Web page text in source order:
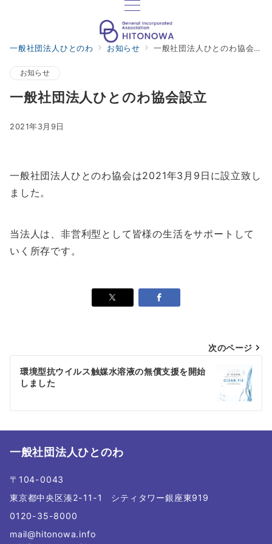
一般社団法人ひとのわ お知らせ 一般社団法人ひとのわ協会設立
お知らせ
一般社団法人ひとのわ協会設立
2021年3月9日
一般社団法人ひとのわ協会は2021年3月9日に設立致し
ました。
当法人は、非営利型として皆様の生活をサポートして
いく所存です。
稿
ナ
ビ
ゲ
ー
ョ
ン
次のページ
環境型抗ウイルス触媒水溶液の無償支援を開始
しました
一般社団法人ひとのわ
〒104-0043
東京都中央区湊2-11-1 シティタワー銀座東919
0120-35-8000
mail@hitonowa.info